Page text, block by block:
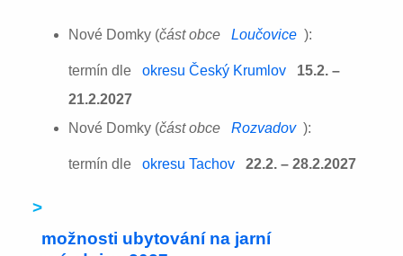
Nové Domky (část obce Loučovice ):
termín dle okresu Český Krumlov
15.2. –
21.2.2027
Nové Domky (část obce Rozvadov ):
termín dle okresu Tachov 22.2. – 28.2.2027
>
možnosti ubytování na jarní